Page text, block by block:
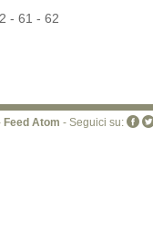
- 61 - 62
Feed Atom - Seguici su: